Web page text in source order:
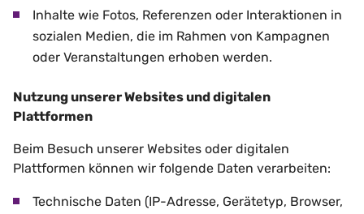
Inhalte wie Fotos, Referenzen oder Interaktionen in
sozialen Medien, die im Rahmen von Kampagnen
oder Veranstaltungen erhoben werden.
Nutzung unserer Websites und digitalen
Plattformen
Beim Besuch unserer Websites oder digitalen
Plattformen können wir folgende Daten verarbeiten:
Technische Daten (IP-Adresse, Gerätetyp, Browser,